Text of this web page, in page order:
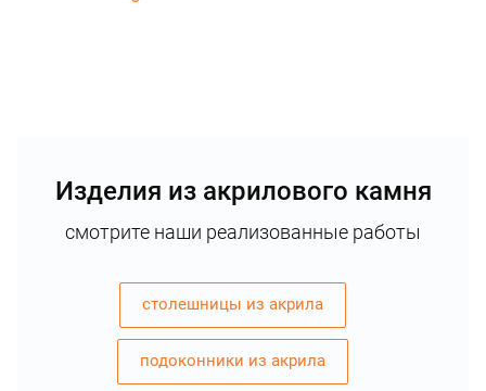
Изделия из акрилового камня
смотрите наши реализованные работы
столешницы из акрила
подоконники из акрила